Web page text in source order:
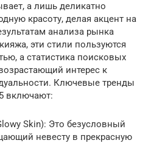
а лишь деликатно
красоту, делая акцент на
анализа рынка
эти стили пользуются
а статистика поисковых
интерес к
Ключевые тренды
включают:
Skin): Это безусловный
невесту в прекрасную